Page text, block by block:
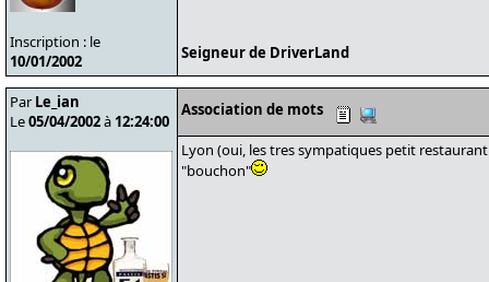
Inscription : le
10/01/2002
Seigneur de DriverLand
Par Le_ian
Le05/04/2002à 12:24:00
Association de mots
Lyon (oui, les tres sympatiques petit
"bouchon"